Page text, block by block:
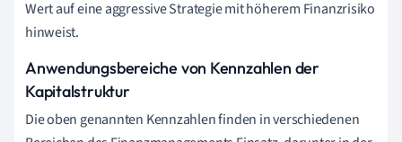
Wert auf eine aggressive Strategie mit höherem Finanzrisiko
hinweist.
Anwendungsbereiche von Kennzahlen der
Kapitalstruktur
Die oben genannten Kennzahlen finden in verschiedenen